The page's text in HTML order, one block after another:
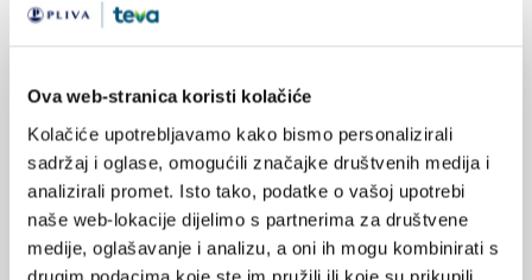
Ova web-stranica koristi kolačiće
Kolačiće upotrebljavamo kako bismo personalizirali
sadržaj i oglase, omogućili značajke društvenih medija i
analizirali promet. Isto tako, podatke o vašoj upotrebi
naše web-lokacije dijelimo s partnerima za društvene
medije, oglašavanje i analizu, a oni ih mogu kombinirati s
drugim podacima koje ste im pružili ili koje su prikupili
VEZANI SADRŽAJ
01.05.2024.
Nestanak europskih generičkih lijekova?
25.11.2023.
FDA: metaanaliza o međusobnoj zamjenjivosti
biosličnih lijekova